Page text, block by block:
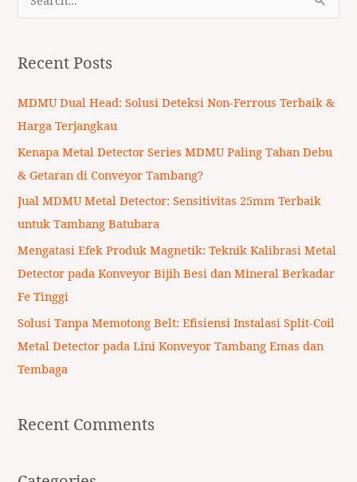
r
c
h
:
Recent Posts
MDMU Dual Head: Solusi Deteksi Non-Ferrous Terbaik &
Harga Terjangkau
Kenapa Metal Detector Series MDMU Paling Tahan Debu
& Getaran di Conveyor Tambang?
Jual MDMU Metal Detector: Sensitivitas 25mm Terbaik
untuk Tambang Batubara
Mengatasi Efek Produk Magnetik: Teknik Kalibrasi Metal
Detector pada Konveyor Bijih Besi dan Mineral Berkadar
Fe Tinggi
Solusi Tanpa Memotong Belt: Efisiensi Instalasi Split-Coil
Metal Detector pada Lini Konveyor Tambang Emas dan
Tembaga
Recent Comments